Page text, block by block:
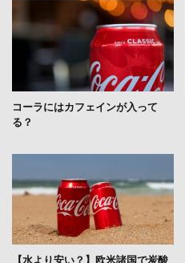
コーラにはカフェインが入って
る？
【水より安い？】欧米諸国で炭酸